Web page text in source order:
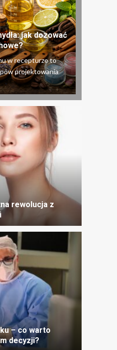
jak dozować
w recepturze to
projektowania
rewolucja z
– co warto
decyzji?